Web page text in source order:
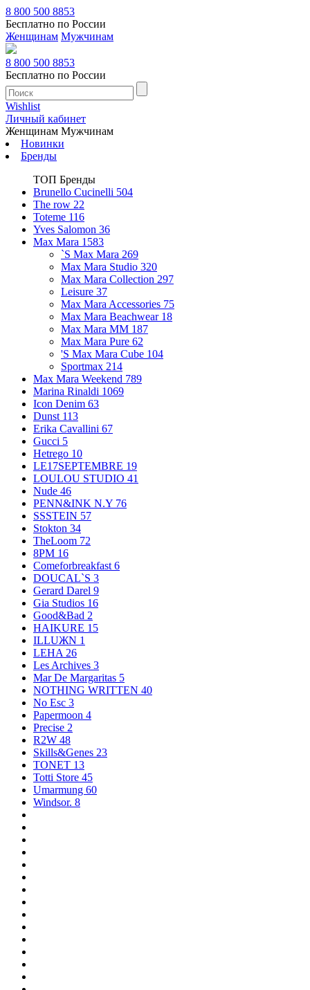
8 800 500 8853
Бесплатно по России
Женщинам Мужчинам
8 800 500 8853
Бесплатно по России
Wishlist
Личный кабинет
Женщинам Мужчинам
Новинки
Бренды
ТОП Бренды
Brunello Cucinelli 504
The row 22
Toteme 116
Yves Salomon 36
Max Mara 1583
`S Max Mara 269
Max Mara Studio 320
Max Mara Collection 297
Leisure 37
Max Mara Accessories 75
Max Mara Beachwear 18
Max Mara MM 187
Max Mara Pure 62
'S Max Mara Cube 104
Sportmax 214
Max Mara Weekend 789
Marina Rinaldi 1069
Icon Denim 63
Dunst 113
Erika Cavallini 67
Gucci 5
Hetrego 10
LE17SEPTEMBRE 19
LOULOU STUDIO 41
Nude 46
PENN&INK N.Y 76
SSSTEIN 57
Stokton 34
TheLoom 72
8PM 16
Comeforbreakfast 6
DOUCAL`S 3
Gerard Darel 9
Gia Studios 16
Good&Bad 2
HAIKURE 15
ILLUЖN 1
LEHA 26
Les Archives 3
Mar De Margaritas 5
NOTHING WRITTEN 40
No Esc 3
Papermoon 4
Precise 2
R2W 48
Skills&Genes 23
TONET 13
Totti Store 45
Umarmung 60
Windsor. 8